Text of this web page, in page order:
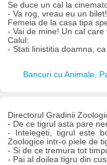
Se duce un cal la
- Va rog, vreau eu un bilet!
Femeia de la casa tipa
- Vai de mine! Un cal care
Calul:
- Stati linistitia doamna,
Bancuri cu Animale,
Directorul Gradinii
- De ce tigrul asta pare
- Intelegeti, tigrul este
Zoologice intr-o piele de
- Si de ce tremura tot
- Pai al doilea tigru din